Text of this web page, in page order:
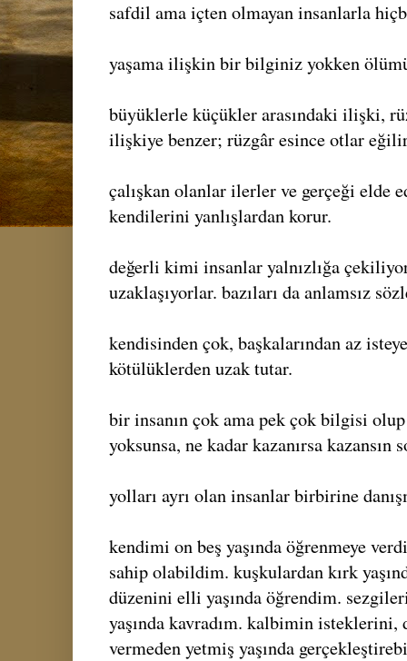
safdil ama içten olmayan insanlarla
yaşama ilişkin bir bilginiz yokken
büyüklerle küçükler arasındaki ilişki,
ilişkiye benzer; rüzgâr esince otlar
çalışkan olanlar ilerler ve gerçeği elde
kendilerini yanlışlardan korur.
değerli kimi insanlar yalnızlığa
uzaklaşıyorlar. bazıları da anlamsız
kendisinden çok, başkalarından az
kötülüklerden uzak tutar.
bir insanın çok ama pek çok bilgisi
yoksunsa, ne kadar kazanırsa
yolları ayrı olan insanlar birbirine
kendimi on beş yaşında öğrenmeye
sahip olabildim. kuşkulardan kırk
düzenini elli yaşında öğrendim.
yaşında kavradım. kalbimin isteklerini,
vermeden yetmiş yaşında